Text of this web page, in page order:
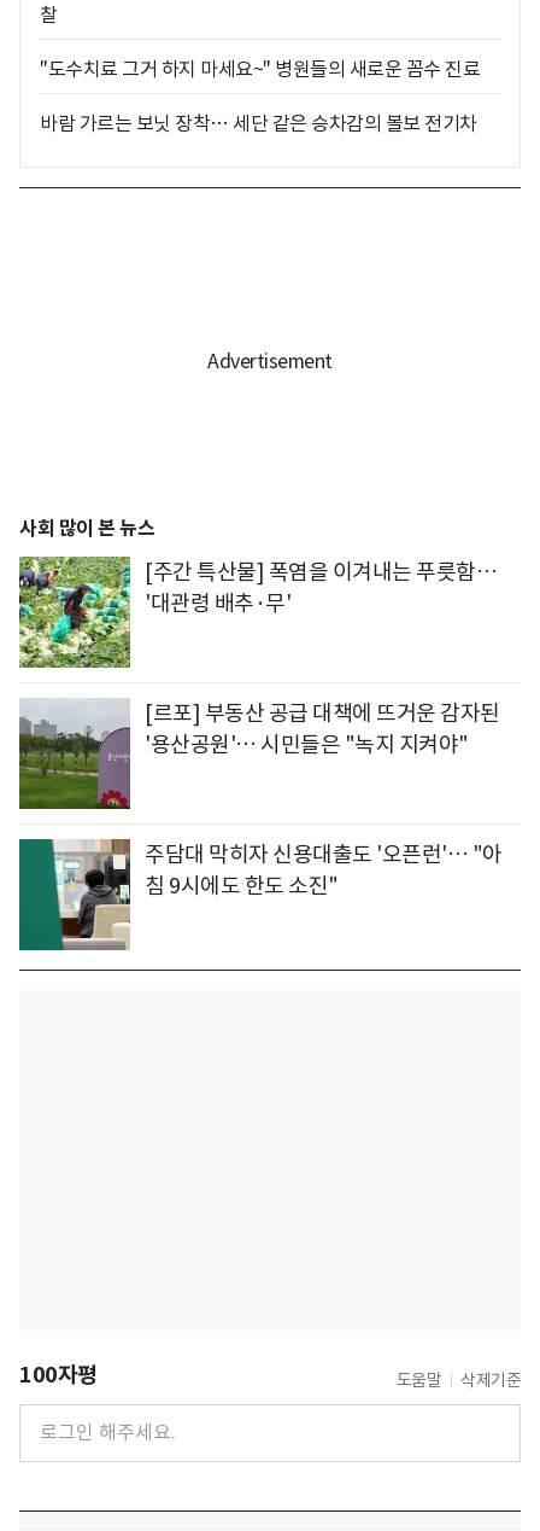
찰
"도수치료 그거 하지 마세요~" 병원들의 새로운 꼼수 진료
바람 가르는 보닛 장착… 세단 같은 승차감의 볼보 전기차
사회 많이 본 뉴스
[주간 특산물] 폭염을 이겨내는 푸릇함…
'대관령 배추·무'
[르포] 부동산 공급 대책에 뜨거운 감자된
'용산공원'… 시민들은 "녹지 지켜야"
주담대 막히자 신용대출도 '오픈런'… "아
침 9시에도 한도 소진"
100자평 도움말 삭제기준